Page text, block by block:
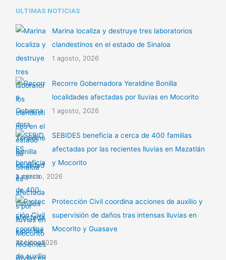
ULTIMAS NOTICIAS
Marina localiza y destruye tres laboratorios
clandestinos en el estado de Sinaloa
1 agosto, 2026
Recorre Gobernadora Yeraldine Bonilla
localidades afectadas por lluvias en Mocorito
1 agosto, 2026
SEBIDES beneficia a cerca de 400 familias
afectadas por las recientes lluvias en Mazatlán
y Mocorito
1 agosto, 2026
Protección Civil coordina acciones de auxilio y
supervisión de daños tras intensas lluvias en
Mocorito y Guasave
31 julio, 2026